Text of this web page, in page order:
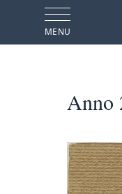
MENU
Anno